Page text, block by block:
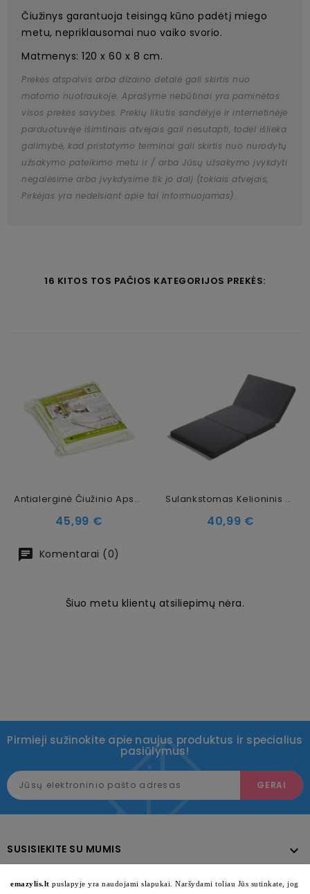
Čiužinys garantuoja teisingą kūno padėtį miego
metu, nepriklausomai nuo vaiko svorio.
Matmenys: 120 x 60 x 8 cm.
Prekės atspalvis arba dizaino detalė gali skirtis nuo
matomo nuotraukoje. Aprašyme nebūtinai yra paminėtos
visos prekės savybės. Prekių likutis sandėlyje ir internetinėje
parduotuvėje išimtinais atvejais gali nesutapti, todėl išlieka
galimybė, kad pristatymo terminai gali skirtis nuo nurodytų
užsakymo pateikimo metu ir / arba Jūsų užsakymo įvykdyti
negalėsime arba įvykdysime tik jo dalį (tokiais atvejais,
Pirkėjas yra nedelsiant apie tai informuojamas).
16 KITOS TOS PAČIOS KATEGORIJOS PREKĖS:
Antialerginė Čiužinio Apsauga Fiki Miki HP2, 120 X 60 Cm
Kaina
45,99 €
Sulankstomas Kelioninis Čiužinys Vaikams Fiki Miki, 120 X 60 Cm (5,5 Cm)
Kaina
40,99 €
Komentarai (0)
Šiuo metu klientų atsiliepimų nėra.
Pirmieji sužinokite apie naujus produktus ir specialius
pasiūlymus!
SUSISIEKITE SU MUMIS 

emazylis.lt puslapyje yra naudojami slapukai. Naršydami toliau Jūs sutinkate, jog